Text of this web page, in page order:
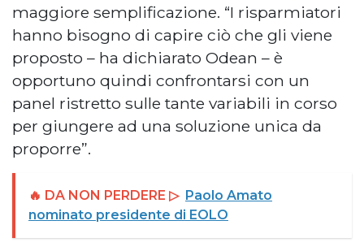
maggiore semplificazione. “I risparmiatori
hanno bisogno di capire ciò che gli viene
proposto – ha dichiarato Odean – è
opportuno quindi confrontarsi con un
panel ristretto sulle tante variabili in corso
per giungere ad una soluzione unica da
proporre”.
🔥 DA NON PERDERE ▷ Paolo Amato
nominato presidente di EOLO